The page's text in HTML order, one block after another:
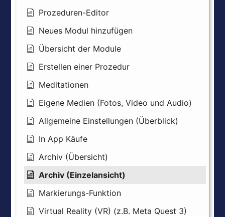
Prozeduren-Editor
Neues Modul hinzufügen
Übersicht der Module
Erstellen einer Prozedur
Meditationen
Eigene Medien (Fotos, Video und Audio)
Allgemeine Einstellungen (Überblick)
In App Käufe
Archiv (Übersicht)
Archiv (Einzelansicht)
Markierungs-Funktion
Virtual Reality (VR) (z.B. Meta Quest 3)